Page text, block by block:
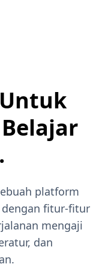
platform
dengan fitur-fitur
mengaji
dan